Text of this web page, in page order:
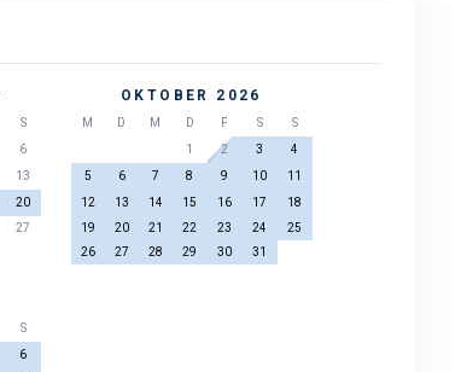
S
6
13
20
27
OKTOBER 2026
M D M D F S
S
1
2 3
4
5
6 7 8 9 10
11
12
13 14 15 16 17
18
19
20 21 22 23 24
25
26
27 28 29 30 31
S
6